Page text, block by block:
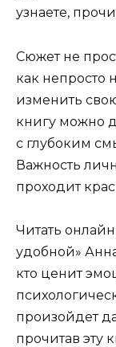
узнаете,
Сюжет не
как непросто
изменить
книгу можно
с глубоким
Важность
проходит
Читать
удобной»
кто ценит
произойдет
прочитав эту